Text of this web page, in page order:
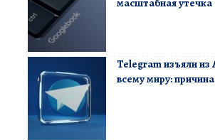
Telegram изъяли из
всему миру: